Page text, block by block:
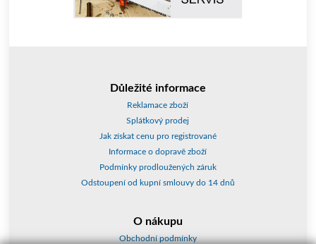
Důležité informace
Reklamace zboží
Splátkový prodej
Jak získat cenu pro registrované
Informace o dopravě zboží
Podmínky prodloužených záruk
Odstoupení od kupní smlouvy do 14 dnů
O nákupu
Obchodní podmínky